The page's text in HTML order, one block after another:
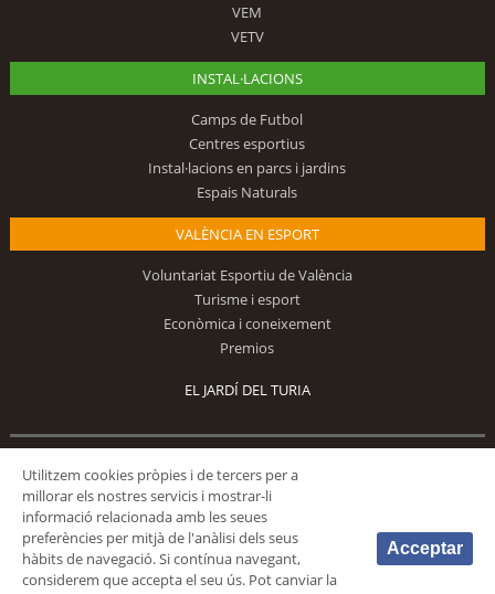
VEM
VETV
INSTAL·LACIONS
Camps de Futbol
Centres esportius
Instal·lacions en parcs i jardins
Espais Naturals
VALÈNCIA EN ESPORT
Voluntariat Esportiu de València
Turisme i esport
Econòmica i coneixement
Premios
EL JARDÍ DEL TURIA
Utilitzem cookies pròpies i de tercers per a
millorar els nostres servicis i mostrar-li
informació relacionada amb les seues
preferències per mitjà de l'anàlisi dels seus
hàbits de navegació. Si contínua navegant,
considerem que accepta el seu ús. Pot canviar la
Acceptar